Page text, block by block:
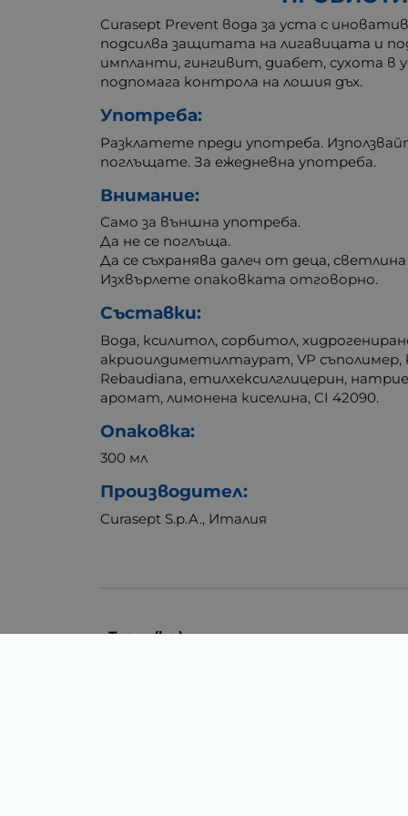
Curasept Prevent вода за уста с
подсилва защитата на лигавицата и
импланти, гингивит, диабет, сухота
подпомага контрола на лошия дъх.
Употреба:
Разклатете преди употреба.
поглъщате. За ежедневна употреба.
Внимание:
Само за външна употреба.
Да не се поглъща.
Да се съхранява далеч от деца,
Изхвърлете опаковката отговорно.
Съставки:
Вода, ксилитол, сорбитол,
акриоилдиметилтаурат, VP
Rebaudiana, етилхексилглицерин,
аромат, лимонена киселина, CI 42090.
Опаковка:
300 мл
Производител:
Curasept S.p.A., Италия
Тегло (кг.)